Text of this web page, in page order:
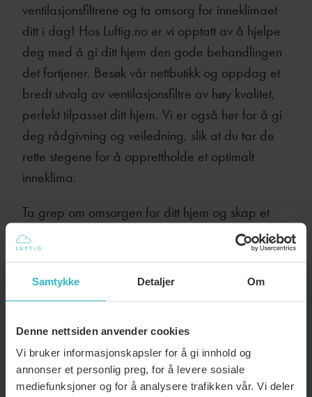
Samtykke Detaljer Om
Denne nettsiden anvender cookies
Vi bruker informasjonskapsler for å gi innhold og
annonser et personlig preg, for å levere sosiale
mediefunksjoner og for å analysere trafikken vår. Vi deler
ventilasjonsfiltrene og ta omsorg for inneklimaet
ditt i dag! Hos Luftig.no er vi opptatt av å hjelpe
deg med å gi ditt hjem den gode behandlingen
det fortjener. Besøk vår nettbutikk og oppdag et
bredt utvalg av ventilasjonsfiltre av høy kvalitet,
perfekt tilpasset ditt hjem. Vi er også her for å gi
deg rådgivning og veiledning, slik at du tar de
rette stegene for å opprettholde et optimalt
inneklima.
Ta grep om omsorgen for ditt hjem og skap et
friskere, kjærlighetsfylt miljø for deg og dine
kjære!
ANDRE RELEVANTE ARTIKLER